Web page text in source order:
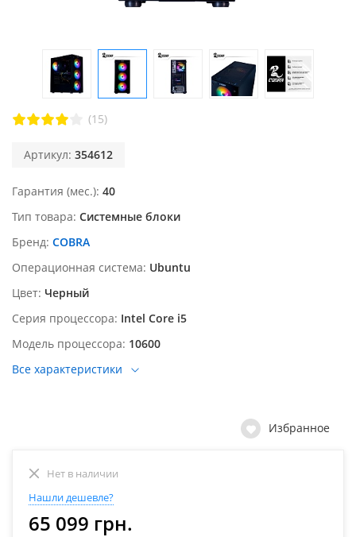
(15)
Артикул: 354612
Гарантия (мес.) 40
Тип товара Системные блоки
Бренд COBRA
Операционная система Ubuntu
Цвет Черный
Серия процессора Intel Core i5
Модель процессора 10600
Все характеристики
Избранное
Нет в наличии
Нашли дешевле?
65 099 грн.